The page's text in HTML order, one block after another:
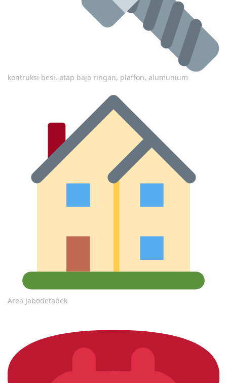
kontruksi besi, atap baja ringan, plaffon, alumunium
Area Jabodetabek